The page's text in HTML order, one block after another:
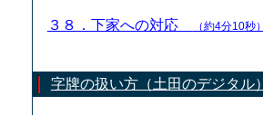
３８．下家への対応 （約4分10秒）
字牌の扱い方（土田のデジタル）